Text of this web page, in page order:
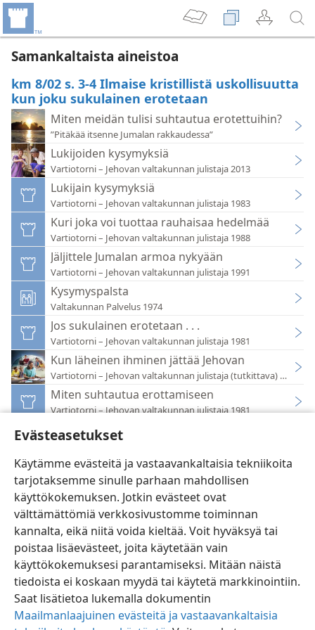
Evästeasetukset
Käytämme evästeitä ja vastaavankaltaisia tekniikoita
tarjotaksemme sinulle parhaan mahdollisen
käyttökokemuksen. Jotkin evästeet ovat
välttämättömiä verkkosivustomme toiminnan
kannalta, eikä niitä voida kieltää. Voit hyväksyä tai
poistaa lisäevästeet, joita käytetään vain
käyttökokemuksesi parantamiseksi. Mitään näistä
tiedoista ei koskaan myydä tai käytetä markkinointiin.
Saat lisätietoa lukemalla dokumentin
Maailmanlaajuinen evästeitä ja vastaavankaltaisia
Samankaltaista aineistoa
km 8/02 s. 3-4 Ilmaise kristillistä uskollisuutta
kun joku sukulainen erotetaan
Miten meidän tulisi suhtautua erotettuihin?
”Pitäkää itsenne Jumalan rakkaudessa”
Lukijoiden kysymyksiä
Vartiotorni – Jehovan valtakunnan julistaja 2013
Lukijain kysymyksiä
Vartiotorni – Jehovan valtakunnan julistaja 1983
Kuri joka voi tuottaa rauhaisaa hedelmää
Vartiotorni – Jehovan valtakunnan julistaja 1988
Jäljittele Jumalan armoa nykyään
Vartiotorni – Jehovan valtakunnan julistaja 1991
Kysymyspalsta
Valtakunnan Palvelus 1974
Jos sukulainen erotetaan . . .
Vartiotorni – Jehovan valtakunnan julistaja 1981
Kun läheinen ihminen jättää Jehovan
Vartiotorni – Jehovan valtakunnan julistaja (tutkittava) 2021
Miten suhtautua erottamiseen
Vartiotorni – Jehovan valtakunnan julistaja 1981
Lukijain kysymyksiä
Vartiotorni – Jehovan valtakunnan julistaja 1970
Suomi Asetukset
Copyright© 2026 Watch Tower Bible and Tract Society of Pennsylvania
Käyttöehdot Tietosuojakäytäntö Evästeasetukset
JW.ORG
Kirjaudu